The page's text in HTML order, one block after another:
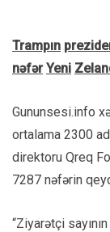
Trampın
nəfər Yeni
Gununsesi.info
ortalama 2300
direktoru Qreq
7287 nəfərin
“Ziyarətçi